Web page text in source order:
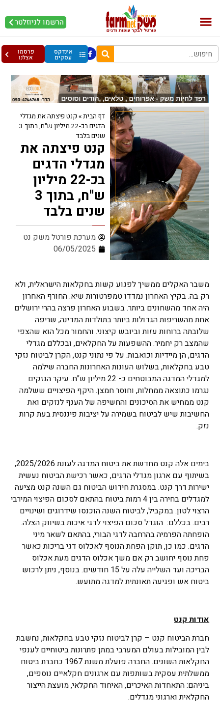
הרשמו לניוזלטר
אינדקס
עסקים
פרסמו
אצלנו
דף הבית» קנט פיצתה את מגדלי
הדגים בכ-22 מיליון ש"ח, בתוך 3
שנים בלבד
קנט פיצתה את
מגדלי הדגים
בכ-22 מיליון
ש"ח, בתוך 3
שנים בלבד
מערכת פורטל משק נט
06/05/2025
משבר האקלים ממשיך לפגוע קשות בחקלאות הישראלית, ולא
רק בה. בקיץ האחרון נמדדו טמפרטורות שיא. החורף האחרון
היה אחד מהשחונים ביותר. בשבוע האחרון פרצה בהרי ירושלים
אחת מהשריפות הגדולות ביותר בתולדות המדינה, שריפה
שלובתה ברוחות עזות וביובש קיצוני. והחמור מכל הוא שהצפי
שהמצב רק יחמיר. ההשפעות על החקלאים, ובכללם מגדלי
הדגים, הן מיידיות וכואבות. על פי נתוני קנט, הקרן לביטוח נזקי
טבע בחקלאות, בשלוש העונות האחרונות החברה שילמה
למגדלי המדגה המבוטחים כ- 22 מיליון ש"ח. עיקר הנזקים
נגרמו כתוצאה ממחלות, וחוסר חמצן. היקף הפיצויים ששלמה
קנט ממחיש את הסיכונים והחשיפה של הענף לנזקים ואת
החשיבות שיש לביטוח בשמירה על יציבות פיננסית בעת קרות
נזק.
בימים אלה קנט מחדשת את ביטוח המדגה לעונת 2025/2026,
בשיתוף עם ארגון מגדלי הדגים, כאשר רכישת הביטוח נעשית
ישירות דרך קנט. במסגרת חידוש הביטוח גם השנה קנט מציעה
למגדלים בחירה בין 4 רמות ביטוח בהתאם לסכום הפיצוי המירבי
הרצוי לטון. במקביל, לביטוח השנה הוכנסו שידרוגים ושינויים
רבים. בכללם: הוגדל סכום הפיצוי לדגי איכות בשיווק הצלה.
הופחתה הפרמיה בהרחבה לדגי הבורי, בהתאם לשאר מיני
הדגים. כמו כן, תוקן הפחת הנוסף לאכלוס דגי בריכות כאשר
פחת נוסף יחושב רק אם משך אכלוס הדגים מעת אכלוס
הבריכה ועד השלייה עלה על 15 חודשים. בנוסף, ניתן לרכוש
ביטוח אש ופגיעה תאונתית למדגה מתועש.
אודות קנט
חברת הביטוח קנט – קרן לביטוח נזקי טבע בחקלאות, נחשבת
לבין המובילות בעולם המערבי במתן פתרונות ביטוחיים לענפי
החקלאות השונים. החברה פועלת משנת 1967 כחברת ביטוח
ממשלתית עסקית בשותפות עם ארגונים חקלאיים נוספים,
ביניהם: התאחדות האיכרים, האיחוד החקלאי, מועצת הייצור
החקלאית וארגוני מגדלים.